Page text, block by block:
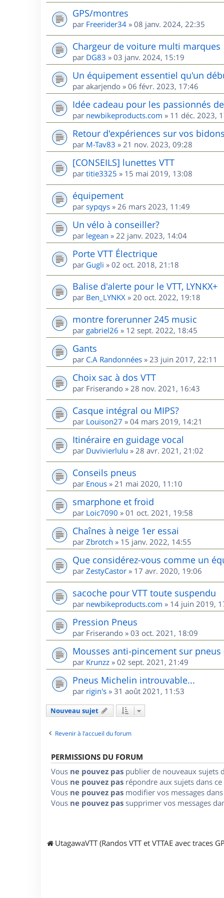
GPS/montres
par Freerider34 » 08 janv. 2024, 22:35
Chargeur de voiture multi marques
par DG83 » 03 janv. 2024, 15:19
Un équipement essentiel qu'un
par akarjendo » 06 févr. 2023, 17:46
Idée cadeau pour les passionnés de
par newbikeproducts.com » 11 déc. 2023,
Retour d'expériences sur vos
par M-Tav83 » 21 nov. 2023, 09:28
[CONSEILS] lunettes VTT
par titie3325 » 15 mai 2019, 13:08
équipement
par sypqys » 26 mars 2023, 11:49
Un vélo à conseiller?
par legean » 22 janv. 2023, 14:04
Porte VTT Électrique
par Gugli » 02 oct. 2018, 21:18
Balise d'alerte pour le VTT, LYNKX+
par Ben_LYNKX » 20 oct. 2022, 19:18
montre forerunner 245 music
par gabriel26 » 12 sept. 2022, 18:45
Gants
par C.A Randonnées » 23 juin 2017, 22:11
Choix sac à dos VTT
par Friserando » 28 nov. 2021, 16:43
Casque intégral ou MIPS?
par Louison27 » 04 mars 2019, 14:21
Itinéraire en guidage vocal
par Duvivierlulu » 28 avr. 2021, 21:02
Conseils pneus
par Enous » 21 mai 2020, 11:10
smarphone et froid
par Loic7090 » 01 oct. 2021, 19:58
Chaînes à neige 1er essai
par Zbrotch » 15 janv. 2022, 14:55
Que considérez-vous comme un
par ZestyCastor » 17 avr. 2020, 19:06
sacoche pour VTT toute suspendu
par newbikeproducts.com » 14 juin 2019,
Pression Pneus
par Friserando » 03 oct. 2021, 18:09
Mousses anti-pincement sur pneus
par Krunzz » 02 sept. 2021, 21:49
Pneus Michelin introuvable...
par rigin's » 31 août 2021, 11:53
Nouveau sujet
Revenir à l’accueil du forum
PERMISSIONS DU FORUM
Vous ne pouvez pas publier de nouveaux sujets
Vous ne pouvez pas répondre aux sujets dans
Vous ne pouvez pas modifier vos messages
Vous ne pouvez pas supprimer vos messages
UtagawaVTT (Randos VTT et VTTAE avec traces